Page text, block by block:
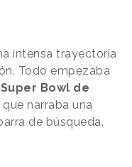
intensa trayectoria
Todo empezaba
Bowl de
, que narraba una
de búsqueda.